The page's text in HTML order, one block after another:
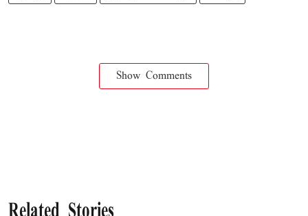
Show Comments